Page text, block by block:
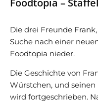
Die drei Freunde
Suche nach einer
Foodtopia nieder.
Die Geschichte von
Würstchen, und
wird fortgeschrieben.